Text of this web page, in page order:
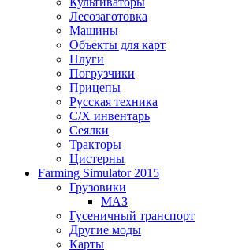
Лесозаготовка
Машины
Объекты для карт
Плуги
Погрузчики
Прицепы
Русская техника
С/Х инвентарь
Сеялки
Тракторы
Цистерны
Farming Simulator 2015
Грузовики
МАЗ
Гусеничный транспорт
Другие моды
Карты